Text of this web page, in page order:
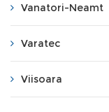
Vanatori-Neamt
Varatec
Viisoara